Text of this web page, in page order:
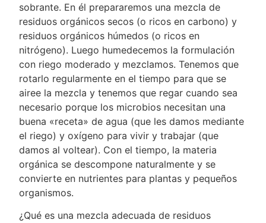
sobrante. En él prepararemos una mezcla de
residuos orgánicos secos (o ricos en carbono) y
residuos orgánicos húmedos (o ricos en
nitrógeno). Luego humedecemos la formulación
con riego moderado y mezclamos. Tenemos que
rotarlo regularmente en el tiempo para que se
airee la mezcla y tenemos que regar cuando sea
necesario porque los microbios necesitan una
buena «receta» de agua (que les damos mediante
el riego) y oxígeno para vivir y trabajar (que
damos al voltear). Con el tiempo, la materia
orgánica se descompone naturalmente y se
convierte en nutrientes para plantas y pequeños
organismos.
¿Qué es una mezcla adecuada de residuos